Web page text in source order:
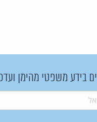
בידע משפטי מהימן